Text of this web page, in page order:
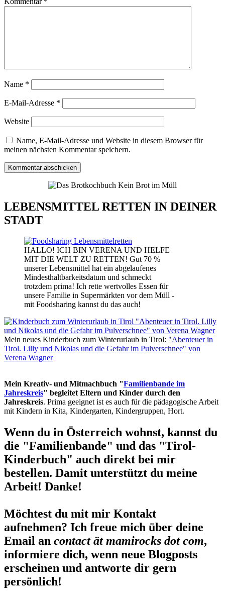
Name *
E-Mail-Adresse *
Website
Name, E-Mail-Adresse und Website in diesem Browser für
meinen nächsten Kommentar speichern.
LEBENSMITTEL RETTEN IN DEINER
STADT
HALLO! ICH BIN VERENA UND HELFE
MIT DIE WELT ZU RETTEN! Gut 70 %
unserer Lebensmittel hat ein abgelaufenes
Mindesthaltbarkeitsdatum und schmeckt
trotzdem prima! Ich rette wertvolles Essen für
unsere Familie in Supermärkten vor dem Müll -
mit Foodsharing kannst du das auch!
Mein neues Kinderbuch zum Winterurlaub in Tirol: "Abenteuer in
Tirol. Lilly und Nikolas und die Gefahr im Pulverschnee" von
Verena Wagner
Mein Kreativ- und Mitmachbuch "Familienbande im
Jahreskreis" begleitet Eltern und Kinder durch den
Jahreskreis. Prima geeignet ist es auch für die pädagogische Arbeit
mit Kindern in Kita, Kindergarten, Kindergruppen, Hort.
Wenn du in Österreich wohnst, kannst du
die "Familienbande" und das "Tirol-
Kinderbuch" auch direkt bei mir
bestellen. Damit unterstützt du meine
Arbeit! Danke!
Möchtest du mit mir Kontakt
aufnehmen? Ich freue mich über deine
Email an contact ät mamirocks dot com,
informiere dich, wenn neue Blogposts
erscheinen und antworte dir gern
persönlich!